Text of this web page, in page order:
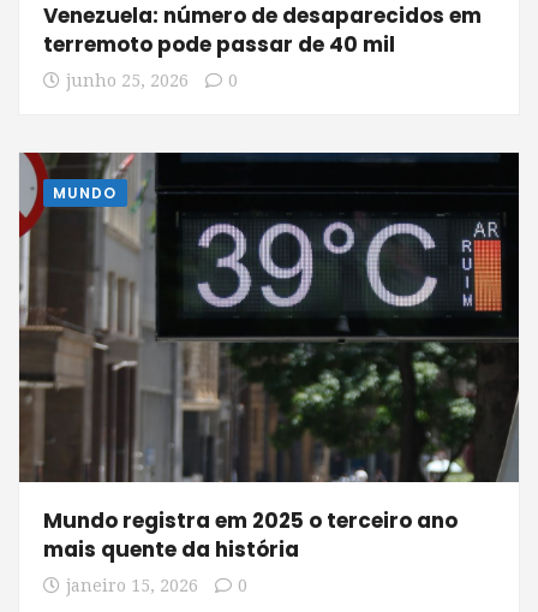
Venezuela: número de desaparecidos em
terremoto pode passar de 40 mil
junho 25, 2026 0
MUNDO
Mundo registra em 2025 o terceiro ano
mais quente da história
janeiro 15, 2026 0